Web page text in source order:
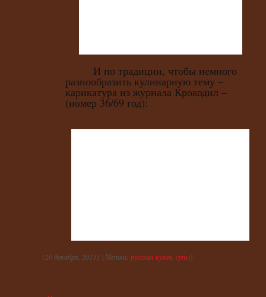
И по традиции, чтобы немного
разнообразить кулинарную тему –
карикатура из журнала Крокодил –
(номер 36/69 год):
{20 декабря, 2013} {Метки: русская кухня супы}